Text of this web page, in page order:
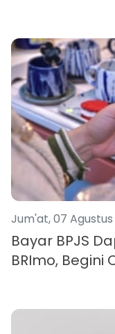
Jum'at, 07 Agustus
Bayar BPJS
BRImo, Begini